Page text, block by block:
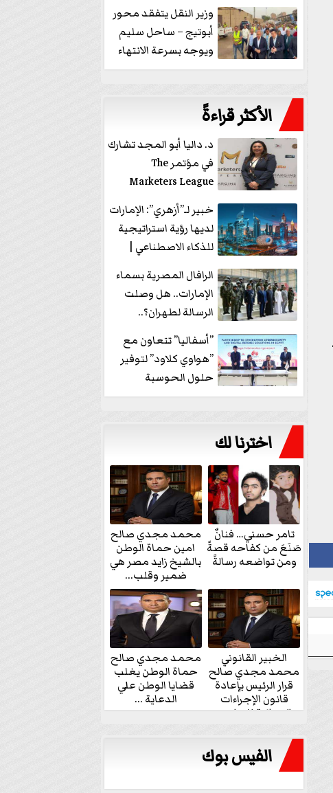
وزير النقل يتفقد محور
أبوتيج – ساحل سليم
ويوجه بسرعة الانتهاء
من...
الأكثر قراءةً
د. داليا أبو المجد تشارك
في مؤتمر The
Marketers League
وتدير جلسة...
خبير لـ”أزهري”: الإمارات
لديها رؤية استراتيجية
للذكاء الاصطناعي |
الرافال المصرية بسماء
الإمارات.. هل وصلت
الرسالة لطهران؟..
”ماعت جروب” تُجيب؟
|...
”أسفاليا” تتعاون مع
”هواوي كلاود” لتوفير
حلول الحوسبة
السحابية والأمن
اخترنا لك
تامر حسني… فنانٌ
صَنَعَ من كفاحه قصةً
ومن تواضعه رسالةً
محمد مجدي صالح
امين حماة الوطن
بالشيخ زايد مصر هي
ضمير وقلب...
الخبير القانوني
محمد مجدي صالح
قرار الرئيس بإعادة
قانون الإجراءات
الجنائية للنواب...
محمد مجدي صالح
حماة الوطن يغلب
قضايا الوطن علي
الدعاية ...
الفيس بوك